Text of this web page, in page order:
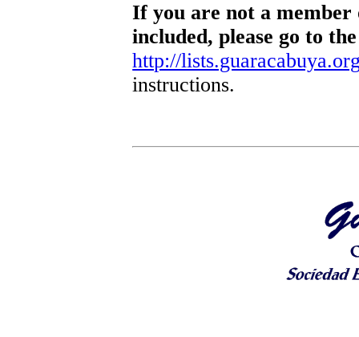
If you are not a
included, please go to
http://
instructions.